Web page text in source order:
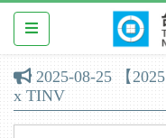
2025-08-25【
x TINV